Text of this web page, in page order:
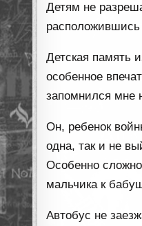
Детям не
Детская память
особенное
запомнился мне
Он, ребенок
одна, так и не
Особенно
мальчика к
Автобус не